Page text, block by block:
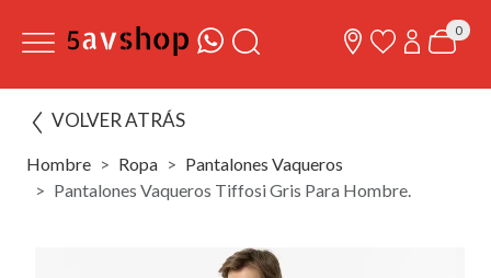
0
VOLVER ATRÁS
Hombre Ropa
Pantalones Vaqueros
Pantalones Vaqueros Tiffosi Gris Para Hombre.